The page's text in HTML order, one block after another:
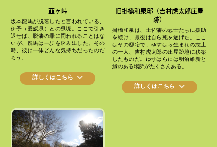
韮ヶ峠
坂本龍馬が脱藩したと言われている、
伊予（愛媛県）との県境。ここで引き
返せば、脱藩の罪に問われることはな
いが、龍馬は一歩を踏み出した。その
時、彼は一体どんな気持ちだったのだ
ろう。
詳しくはこちら
旧掛橋和泉邸（吉村虎太郎庄屋
跡）
掛橋和泉は、土佐藩の志士たちに援助
を続け、最後は自ら死を遂げた。ここ
はその邸宅で、ゆすはら生まれの志士
の一人、吉村虎太郎の庄屋跡地に移築
したものだ。ゆすはらには明治維新と
縁のある場所がたくさんある。
詳しくはこちら